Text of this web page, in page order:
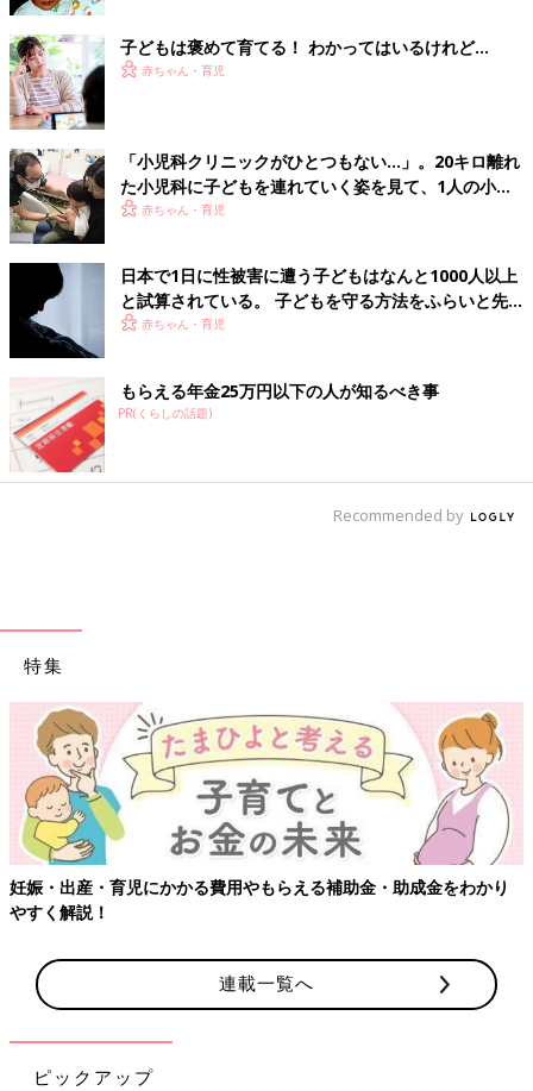
学に入学できると思っていなかった」とぽろっと本音をこぼした
子がいました。両親は、息子に病名を告知していませんでした。
本人は重篤な病気であることを悟っていましたが、あえて知らな
いふりをしていたのです。
「親を困らせたくない」「これ以上悲しませたくない」と親を気
すべてを赤裸々に語るのが必ずしもいいとは言いきれませんが、
子どもは大人が想像している以上に、周囲を観察し、さまざまな
ことを察しているのかもしれません。大人が正直に語らなかった
り、なにかを隠そうとしたり、タブー視したりしてしまうこと
で、子ども自身もまた感情を吐露しにくくなる側面があるのでは
ないでしょうか。
「死」について語り合うことは、「生きる力」に繋
がる
柳澤先生は現在、「横浜こどもホスピスプロジェクト」の理事と
活動を支援しています。こどもホスピスとは、命を脅かされる病
「横浜こどもホスピスプロジェクト」の発起人である田川尚登さ
んは、開設準備のため、こどもホスピスの先進国であるイギリ
ス、オランダ、ドイツの施設を視察しました。各国のこどもホス
ピスを見て感じたのは、家庭的であたたかな雰囲気。そして死を
タブー視するのではなく、「生」の延長線上にあるものとして捉
える思想です。
たとえば海外のこどもホスピスでは、死について考えをめぐらせ
るワークショップが行われることがあります。死について描かれ
た本を読みあったり、「死んだあとの世界は？」をテーマに絵を
描いたりすることもあるようです。死んだあとの世界がどうなっ
ているのか、もちろん大人もわからないわけですから、誰も「正
解」を持ち合わせていません。大人も子どもも、ジャッジされる
でしょう。
て考えることだと田川さんは語ります。筆者が読んだ「こどもホ
スピス」について綴られた書籍には、「死」について語り合った
子どもは褒めて育てる！ わかってはいるけれど…
赤ちゃん・育児
「小児科クリニックがひとつもない…」。20キロ離れ
た小児科に子どもを連れていく姿を見て、1人の小児
科医の決意
赤ちゃん・育児
日本で1日に性被害に遭う子どもはなんと1000人以上
と試算されている。 子どもを守る方法をふらいと先
生に聞く【小児科医】
赤ちゃん・育児
もらえる年金25万円以下の人が知るべき事
PR(くらしの話題)
Recommended by
特集
妊娠・出産・育児にかかる費用やもらえる補助金・助成金をわかり
やすく解説！
連載一覧へ
ピックアップ